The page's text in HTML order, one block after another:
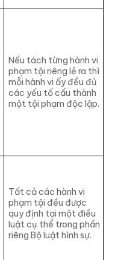
Nếu tách từng hành vi
phạm tội riêng lẻ ra thì
mỗi hành vi ấy đều đủ
các yếu tố cấu thành
một tội phạm độc lập.
Tất cả các hành vi
phạm tội đều được
quy định tại một điều
luật cụ thể trong phần
riêng Bộ luật hình sự.